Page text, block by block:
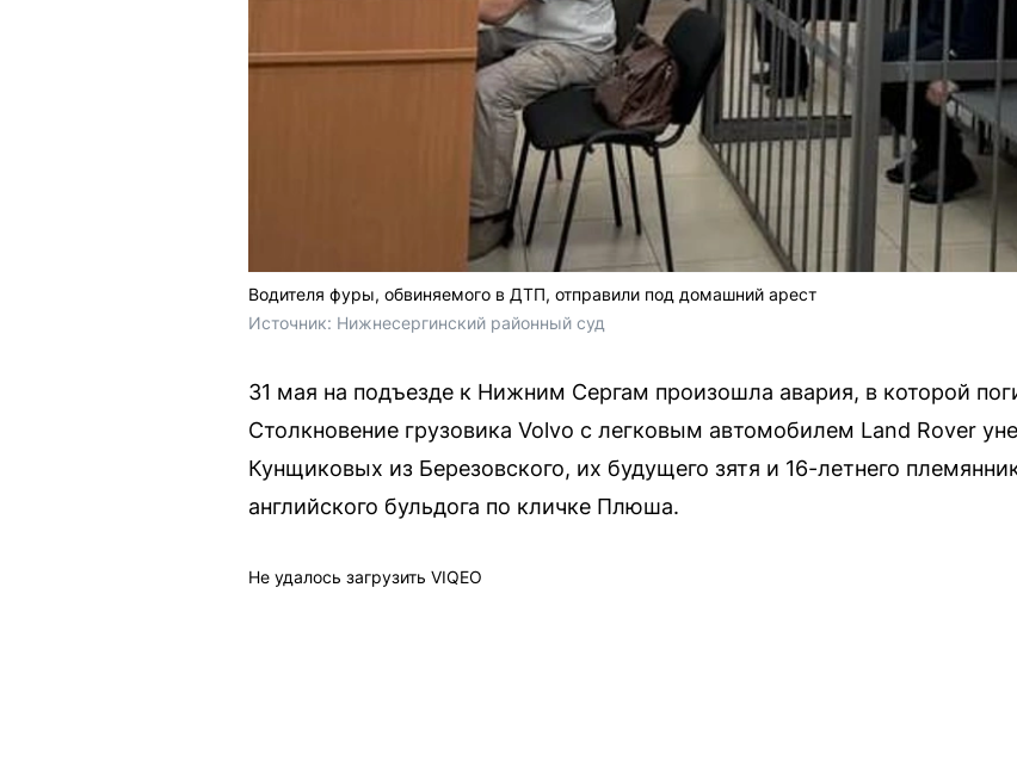
Водителя фуры, обвиняемого в ДТП, отправили под домашний арест
Источник: Нижнесергинский районный суд
31 мая на подъезде к Нижним Сергам произошла авария, в которой
Столкновение грузовика Volvo с легковым автомобилем Land Rover
Кунщиковых из Березовского, их будущего зятя и 16-летнего
английского бульдога по кличке Плюша.
Не удалось загрузить VIQEO